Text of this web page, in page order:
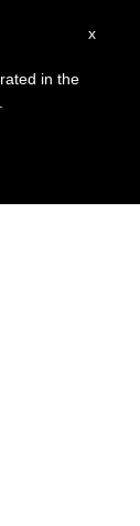
x
in the